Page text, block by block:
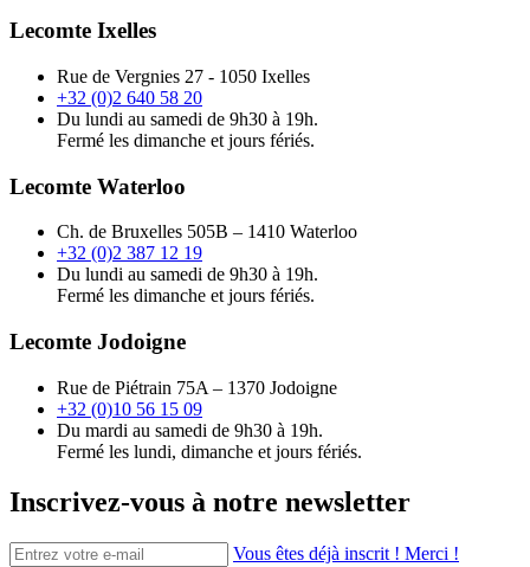
Lecomte Ixelles
Rue de Vergnies 27 - 1050 Ixelles
+32 (0)2 640 58 20
Du lundi au samedi de 9h30 à 19h.
Fermé les dimanche et jours fériés.
Lecomte Waterloo
Ch. de Bruxelles 505B – 1410 Waterloo
+32 (0)2 387 12 19
Du lundi au samedi de 9h30 à 19h.
Fermé les dimanche et jours fériés.
Lecomte Jodoigne
Rue de Piétrain 75A – 1370 Jodoigne
+32 (0)10 56 15 09
Du mardi au samedi de 9h30 à 19h.
Fermé les lundi, dimanche et jours fériés.
Inscrivez-vous à notre newsletter
Vous êtes déjà inscrit ! Merci !